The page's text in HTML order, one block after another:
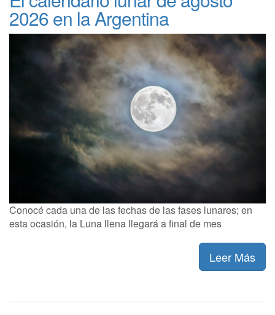
2026 en la Argentina
Conocé cada una de las fechas de las fases lunares; en
esta ocasión, la Luna llena llegará a final de mes
Leer Más